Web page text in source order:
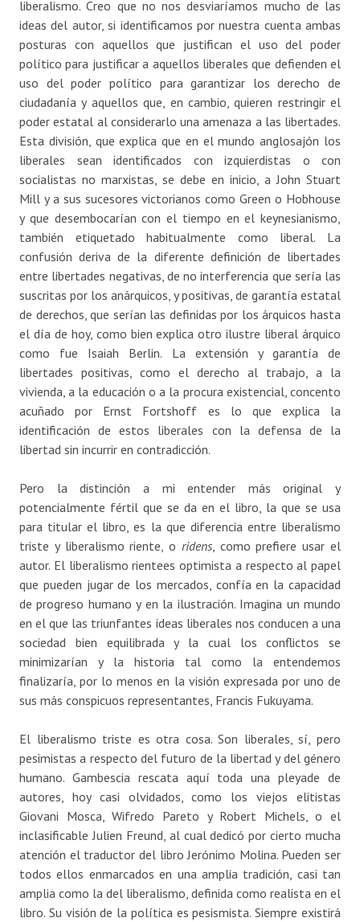
liberalismo. Creo que no nos desviaríamos mucho de las
ideas del autor, si identificamos por nuestra cuenta ambas
posturas con aquellos que justifican el uso del poder
político para justificar a aquellos liberales que defienden el
uso del poder político para garantizar los derecho de
ciudadanía y aquellos que, en cambio, quieren restringir el
poder estatal al considerarlo una amenaza a las libertades.
Esta división, que explica que en el mundo anglosajón los
liberales sean identificados con izquierdistas o con
socialistas no marxistas, se debe en inicio, a John Stuart
Mill y a sus sucesores victorianos como Green o Hobhouse
y que desembocarían con el tiempo en el keynesianismo,
también etiquetado habitualmente como liberal. La
confusión deriva de la diferente definición de libertades
entre libertades negativas, de no interferencia que sería las
suscritas por los anárquicos, y positivas, de garantía estatal
de derechos, que serían las definidas por los árquicos hasta
el día de hoy, como bien explica otro ilustre liberal árquico
como fue Isaiah Berlin. La extensión y garantía de
libertades positivas, como el derecho al trabajo, a la
vivienda, a la educación o a la procura existencial, concento
acuñado por Ernst Fortshoff es lo que explica la
identificación de estos liberales con la defensa de la
libertad sin incurrir en contradicción.
Pero la distinción a mi entender más original y
potencialmente fértil que se da en el libro, la que se usa
para titular el libro, es la que diferencia entre liberalismo
triste y liberalismo riente, o ridens, como prefiere usar el
autor. El liberalismo rientees optimista a respecto al papel
que pueden jugar de los mercados, confía en la capacidad
de progreso humano y en la ilustración. Imagina un mundo
en el que las triunfantes ideas liberales nos conducen a una
sociedad bien equilibrada y la cual los conflictos se
minimizarían y la historia tal como la entendemos
finalizaría, por lo menos en la visión expresada por uno de
sus más conspicuos representantes, Francis Fukuyama.
El liberalismo triste es otra cosa. Son liberales, sí, pero
pesimistas a respecto del futuro de la libertad y del género
humano. Gambescia rescata aquí toda una pleyade de
autores, hoy casi olvidados, como los viejos elitistas
Giovani Mosca, Wifredo Pareto y Robert Michels, o el
inclasificable Julien Freund, al cual dedicó por cierto mucha
atención el traductor del libro Jerónimo Molina. Pueden ser
todos ellos enmarcados en una amplia tradición, casi tan
amplia como la del liberalismo, definida como realista en el
libro. Su visión de la política es pesismista. Siempre existirá